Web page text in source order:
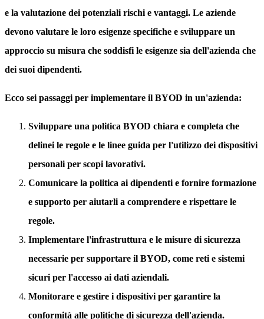
e la valutazione dei potenziali rischi e vantaggi. Le aziende
devono valutare le loro esigenze specifiche e sviluppare un
approccio su misura che soddisfi le esigenze sia dell'azienda che
dei suoi dipendenti.
Ecco sei passaggi per implementare il BYOD in un'azienda:
Sviluppare una politica BYOD chiara e completa che
delinei le regole e le linee guida per l'utilizzo dei dispositivi
personali per scopi lavorativi.
Comunicare la politica ai dipendenti e fornire formazione
e supporto per aiutarli a comprendere e rispettare le
regole.
Implementare l'infrastruttura e le misure di sicurezza
necessarie per supportare il BYOD, come reti e sistemi
sicuri per l'accesso ai dati aziendali.
Monitorare e gestire i dispositivi per garantire la
conformità alle politiche di sicurezza dell'azienda.